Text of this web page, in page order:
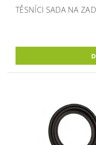
TĚSNÍCI SADA NA